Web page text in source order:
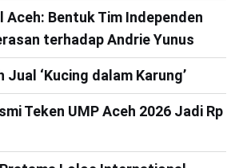
Aceh: Bentuk Tim Independen
terhadap Andrie Yunus
Jual ‘Kucing dalam Karung’
Teken UMP Aceh 2026 Jadi Rp